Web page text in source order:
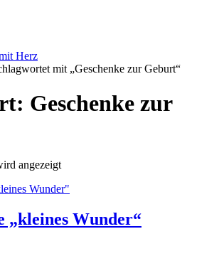
mit „Geschenke zur Geburt“
Geschenke zur
angezeigt
„kleines Wunder“